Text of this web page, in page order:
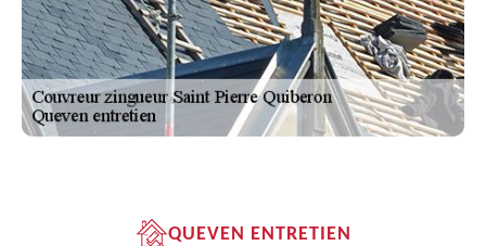
QUEVEN ENTRETIEN